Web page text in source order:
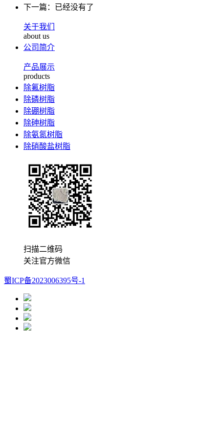
下一篇：已经没有了
关于我们
about us
公司简介
产品展示
products
除氟树脂
除磷树脂
除硼树脂
除砷树脂
除氨氮树脂
除硝酸盐树脂
扫描二维码
关注官方微信
蜀ICP备2023006395号-1